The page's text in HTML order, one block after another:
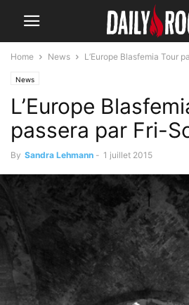
Home News L’Europe Blasfemia Tour
News
L’Europe
passera par Fri-
By Sandra Lehmann - 1 juillet 2015